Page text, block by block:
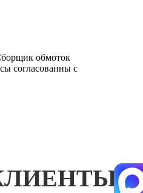
обмоток
согласованны с